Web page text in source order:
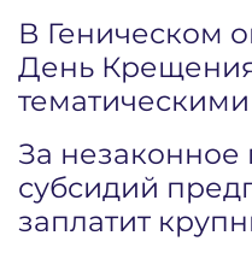
В Геническом
День
За незаконное
субсидий
заплатит